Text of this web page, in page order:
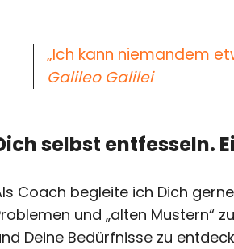
„Ich kann niemandem
Galileo Galilei
selbst entfesseln.
Coach begleite ich Dich
und „alten Mustern“
Deine Bedürfnisse zu